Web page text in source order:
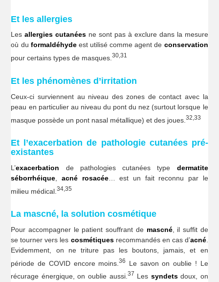
Et les allergies
Lesallergies cutanées ne sont pas à exclure dans la mesure
où du formaldéhydeest utilisé comme agent de conservation
pour certains types de masques.30,31
Et les phénomènes d’irritation
Ceux-ci surviennent au niveau des zones de contact avec la
peau en particulier au niveau du pont du nez (surtout lorsque le
masque possède un pont nasal métallique) et des joues.32,33
Et l’exacerbation de pathologie cutanées pré-
existantes
L’exacerbation de pathologies cutanées type dermatite
séborrhéique ,acné rosacée… est un fait reconnu par le
milieu médical.34,35
La mascné, la solution cosmétique
Pour accompagner le patient souffrant de mascné, il suffit de
se tourner vers les cosmétiquesrecommandés en cas d’acné.
Evidemment, on ne triture pas les boutons, jamais, et en
période de COVID encore moins.36
Le savon on oublie ! Le
récurage énergique, on oublie aussi. 37 Les syndetsdoux, on